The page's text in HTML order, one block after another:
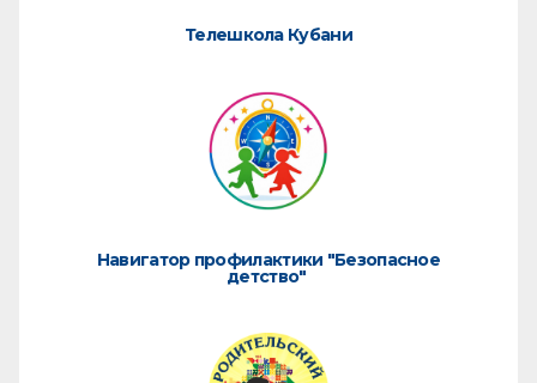
Телешкола Кубани
Навигатор профилактики "Безопасное
детство"